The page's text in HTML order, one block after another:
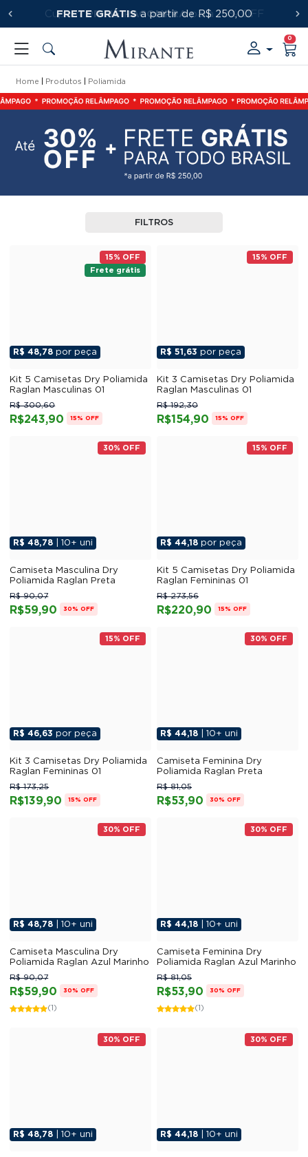
PRIMEIRACOMPRA
FRETE GRÁTISa partir de R$ 250,00
0
Home Produtos Poliamida
FILTROS
15% OFF
Frete grátis
R$ 48,78 por peça
Kit 5 Camisetas Dry Poliamida
Raglan Masculinas 01
R$243,90
R$ 300,60
15% OFF
15% OFF
R$ 51,63 por peça
Kit 3 Camisetas Dry Poliamida
Raglan Masculinas 01
R$154,90
R$ 192,30
15% OFF
30% OFF
R$ 48,78 | 10+ uni
Camiseta Masculina Dry
Poliamida Raglan Preta
R$59,90
R$ 90,07
30% OFF
15% OFF
R$ 44,18 por peça
Kit 5 Camisetas Dry Poliamida
Raglan Femininas 01
R$220,90
R$ 273,56
15% OFF
15% OFF
R$ 46,63 por peça
Kit 3 Camisetas Dry Poliamida
Raglan Femininas 01
R$139,90
R$ 173,25
15% OFF
30% OFF
R$ 44,18 | 10+ uni
Camiseta Feminina Dry
Poliamida Raglan Preta
R$53,90
R$ 81,05
30% OFF
30% OFF
R$ 48,78 | 10+ uni
Camiseta Masculina Dry
Poliamida Raglan Azul Marinho
R$59,90
R$ 90,07
30% OFF
(1)
30% OFF
R$ 44,18 | 10+ uni
Camiseta Feminina Dry
Poliamida Raglan Azul Marinho
R$53,90
R$ 81,05
30% OFF
(1)
30% OFF
R$ 48,78 | 10+ uni
30% OFF
R$ 44,18 | 10+ uni